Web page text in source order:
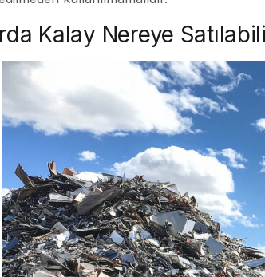
Kalay Nereye